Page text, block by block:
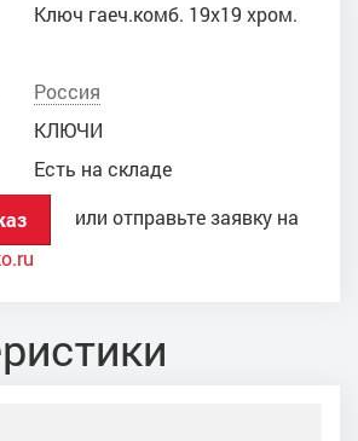
Ключ гаеч.комб. 19х19 хром.
Россия
КЛЮЧИ
Есть на складе
или отправьте заявку на